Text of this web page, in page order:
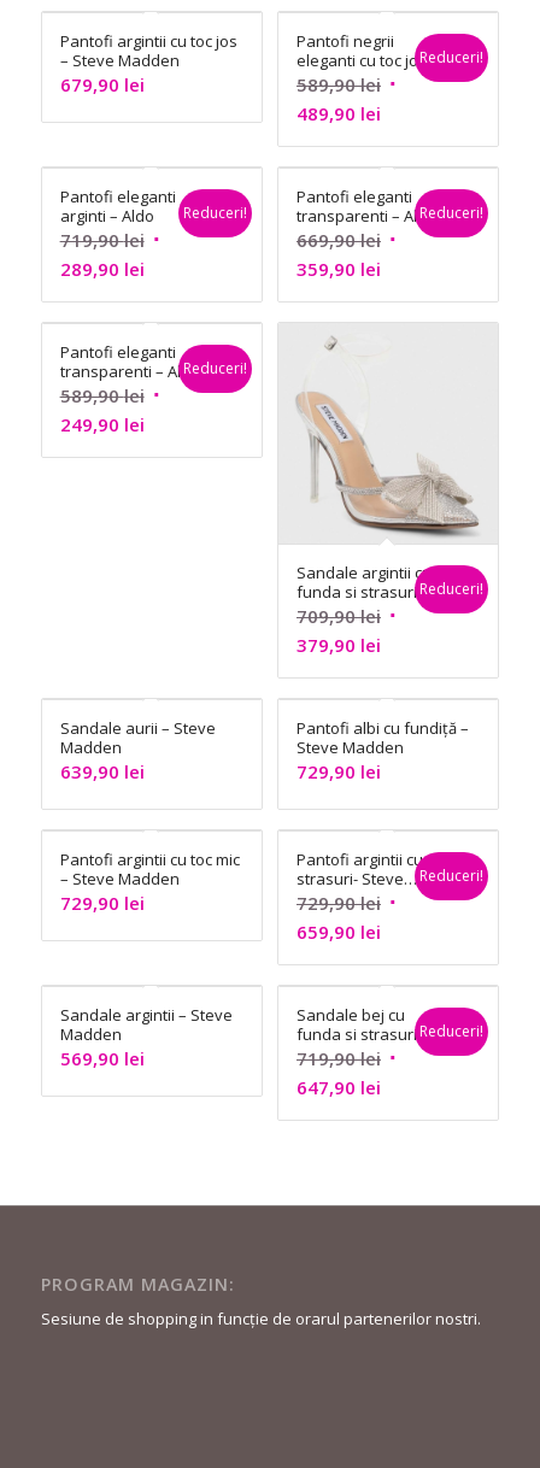
fost:
489,90 lei.
este:
349,90 lei.
fost:
489,90 lei.
este:
399,90 lei.
Pantofi argintii cu toc jos
– Steve Madden
679,90 lei
Pantofi negrii
eleganti cu toc jos –
Steve Madden
589,90lei Prețul
a
fost:
589,90 lei.
489,90 leiPrețul
curent
este:
489,90 lei.
Reduceri!
Pantofi eleganti
arginti – Aldo
719,90lei Prețul
a
fost:
719,90 lei.
289,90 leiPrețul
curent
este:
289,90 lei.
Reduceri!
Pantofi eleganti
transparenti – Aldo
669,90lei Prețul
a
fost:
359,90 leiPrețul
curent
este:
Reduceri!
Pantofi eleganti
transparenti – Aldo
589,90lei Prețul
a
249,90 leiPrețul
curent
Reduceri!
Sandale argintii cu
funda si strasuri –
Steve Madden
709,90lei Prețul
a
fost:
709,90 lei.
379,90 leiPrețul
curent
este:
379,90 lei.
Reduceri!
Sandale aurii – Steve
Madden
639,90 lei
Pantofi albi cu fundiță –
Steve Madden
729,90 lei
Pantofi argintii cu toc mic
– Steve Madden
729,90 lei
Pantofi argintii cu
strasuri- Steve
Madden
729,90lei Prețul
a
fost:
729,90 lei.
659,90 leiPrețul
curent
este:
659,90 lei.
Reduceri!
Sandale argintii – Steve
Madden
569,90 lei
Sandale bej cu
funda si strasuri –
Steve Madden
719,90lei Prețul
a
647,90 leiPrețul
curent
Reduceri!
PROGRAM MAGAZIN:
Sesiune de shopping in funcție de orarul partenerilor nostri.